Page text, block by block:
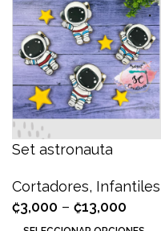
Set astronauta
Cortadores, Infantiles
₡3,000 – ₡13,000